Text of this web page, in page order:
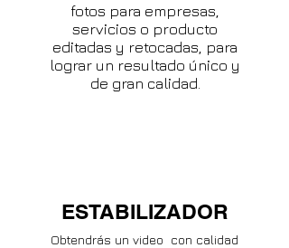
fotos para empresas,
servicios o producto
editadas y retocadas, para
lograr un resultado único y
de gran calidad.
ESTABILIZADOR
Obtendrás un video con calidad